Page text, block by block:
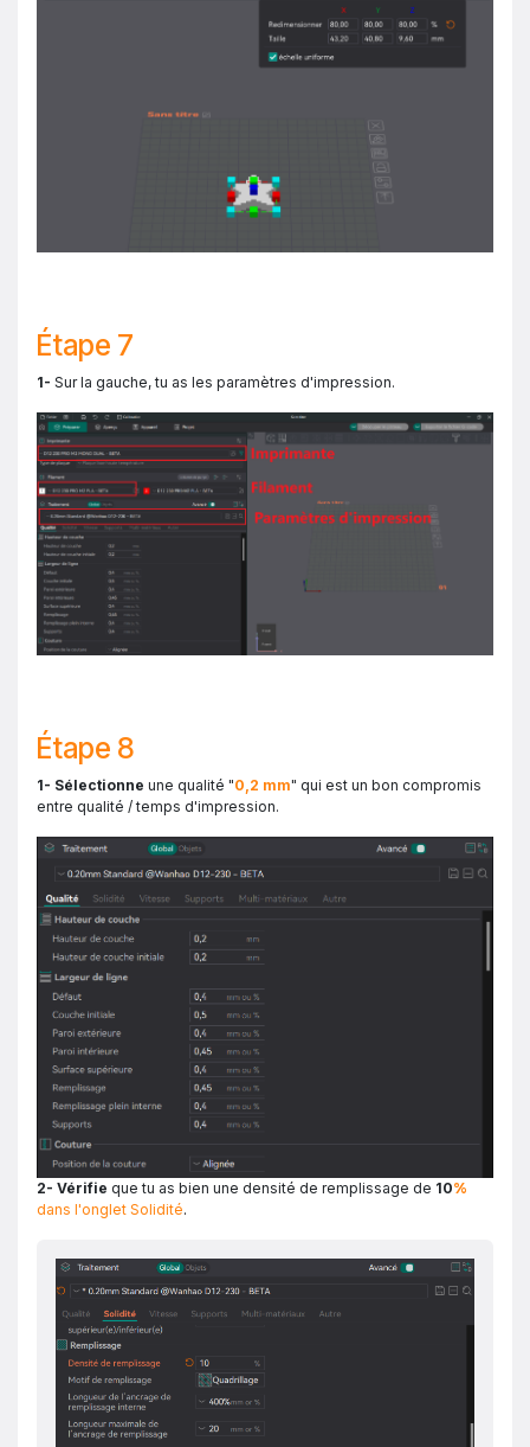
Étape 7
1- Sur la gauche, tu as les paramètres d'impression.
Étape 8
1- Sélectionne une qualité "0,2 mm" qui est un bon compromis
entre qualité / temps d'impression.
2- Vérifie que tu as bien une densité de remplissage de 10%
dans l'onglet Solidité.